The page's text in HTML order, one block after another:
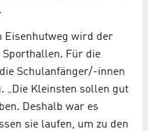
Eisenhutweg wird der
Sporthallen. Für die
Schulanfänger/-innen
„Die Kleinsten sollen gut
Deshalb war es
sie laufen, um zu den